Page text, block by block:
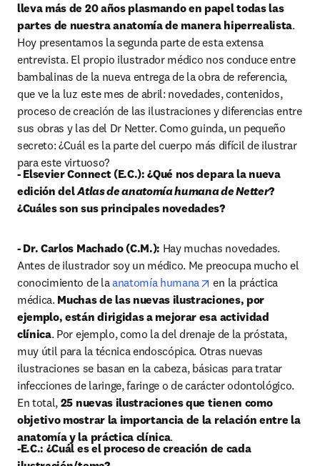
lleva más de 20 años plasmando en papel todas las
partes de nuestra anatomía de manera hiperrealista.
Hoy presentamos la segunda parte de esta extensa
entrevista. El propio ilustrador médico nos conduce entre
bambalinas de la nueva entrega de la obra de referencia,
que ve la luz este mes de abril: novedades, contenidos,
proceso de creación de las ilustraciones y diferencias entre
sus obras y las del Dr Netter. Como guinda, un pequeño
secreto: ¿Cuál es la parte del cuerpo más difícil de ilustrar
para este virtuoso?
- Elsevier Connect (E.C.): ¿Qué nos depara la nueva
edición del Atlas de anatomía humana de Netter?
¿Cuáles son sus principales novedades?
- Dr. Carlos Machado (C.M.): Hay muchas novedades.
Antes de ilustrador soy un médico. Me preocupa mucho el
conocimiento de la anatomía humana opens in new tab/
en la práctica
médica. Muchas de las nuevas ilustraciones, por
ejemplo, están dirigidas a mejorar esa actividad
clínica. Por ejemplo, como la del drenaje de la próstata,
muy útil para la técnica endoscópica. Otras nuevas
ilustraciones se basan en la cabeza, básicas para tratar
infecciones de laringe, faringe o de carácter odontológico.
En total, 25 nuevas ilustraciones que tienen como
objetivo mostrar la importancia de la relación entre la
anatomía y la práctica clínica.
-E.C.: ¿Cuál es el proceso de creación de cada